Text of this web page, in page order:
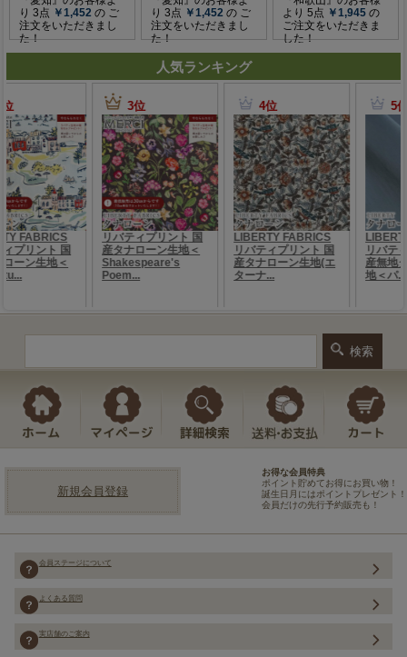
人気ランキング
新規会員登録
お得な会員特典
ポイント貯めてお得にお買い物！
誕生日月にはポイントプレゼント！
会員だけの先行予約販売も！
会員ステージについて
よくある質問
実店舗のご案内